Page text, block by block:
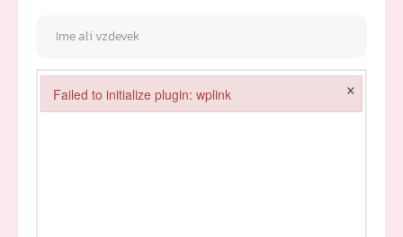
Failed to initialize plugin: wplink ×
Failed to initialize plugin: wplink